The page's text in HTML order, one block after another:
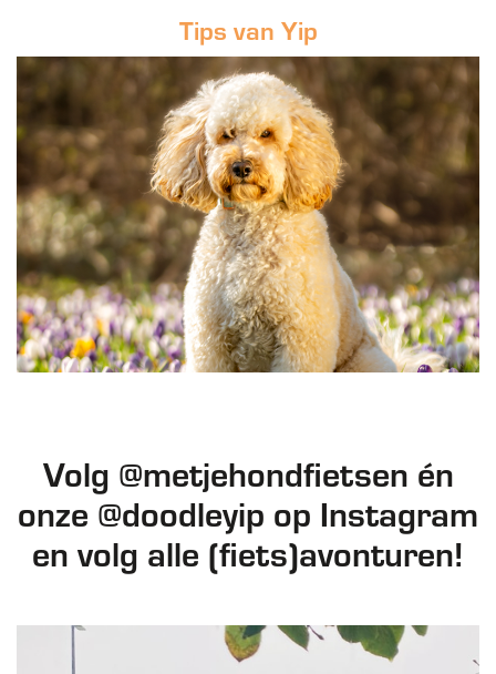
Tips van Yip
Volg @metjehondfietsen én
onze @doodleyip op Instagram
en volg alle (fiets)avonturen!